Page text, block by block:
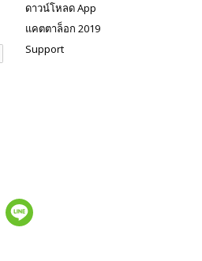
ดาวน์โหลด App
แคตตาล็อก 2019
Support